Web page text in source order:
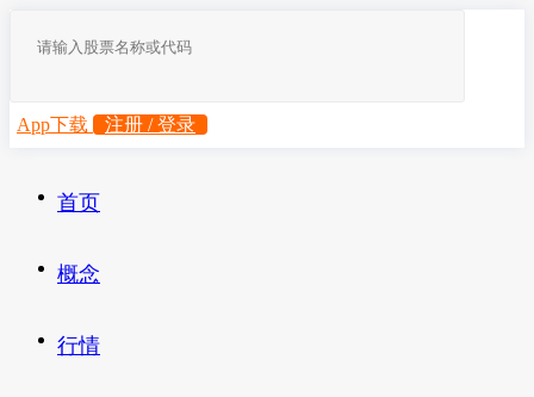
App下载 注册 / 登录
首页
概念
行情